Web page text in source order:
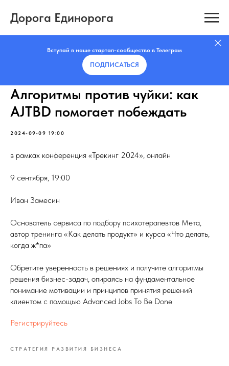
Дорога Единорога
Вступай в наше стартап-сообщество в Телеграм
ПОДПИСАТЬCЯ
Алгоритмы против чуйки: как
AJTBD помогает побеждать
2024-09-09 19:00
в рамках конференция «Трекинг 2024», онлайн
9 сентября, 19:00
Иван Замесин
Основатель сервиса по подбору психотерапевтов Мета,
автор тренинга «Как делать продукт» и курса «Что делать,
когда ж*па»
Обретите уверенность в решениях и получите алгоритмы
решения бизнес-задач, опираясь на фундаментальное
понимание мотивации и принципов принятия решений
клиентом с помощью Advanced Jobs To Be Done
Регистрируйтесь
СТРАТЕГИЯ РАЗВИТИЯ БИЗНЕСА